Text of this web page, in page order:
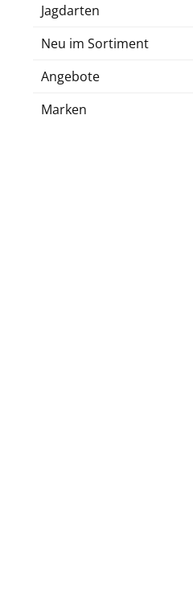
Jagdarten
Neu im Sortiment
Angebote
Marken